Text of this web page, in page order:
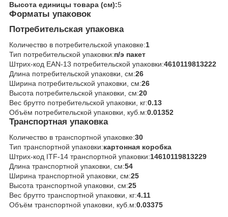
Высота единицы товара (см):5
Форматы упаковок
Потребительская упаковка
Количество в потребительской упаковке:1
Тип потребительской упаковки:п/э пакет
Штрих-код EAN-13 потребительской упаковки:4610119813222
Длина потребительской упаковки, см:26
Ширина потребительской упаковки, см:26
Высота потребительской упаковки, см:20
Вес брутто потребительской упаковки, кг:0.13
Объём потребительской упаковки, куб.м:0.01352
Транспортная упаковка
Количество в транспортной упаковке:30
Тип транспортной упаковки:картонная коробка
Штрих-код ITF-14 транспортной упаковки:14610119813229
Длина транспортной упаковки, см:54
Ширина транспортной упаковки, см:25
Высота транспортной упаковки, см:25
Вес брутто транспортной упаковки, кг:4.11
Объём транспортной упаковки, куб.м:0.03375